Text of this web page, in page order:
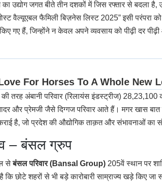
का उद्योग जगत बीते तीन दशकों में जिस रफ्तार से बदला है,
वैल्यूएबल फैमिली बिज़नेस लिस्ट 2025” इसी
किए गए हैं, जिन्होंने न केवल अपने व्यवसाय को पीढ़ी दर
की तरह अंबानी परिवार (रिलायंस इंडस्ट्रीज)
और प्रेमजी जैसे दिग्गज परिवार आते हैं। मगर खास बात
कराई है, जो प्रदेश की औद्योगिक ताक़त और संभावनाओं का
– बंसल ग्रुप
सेबंसल परिवार (Bansal Group) 205वें स्थान पर
कि छोटे शहरों से भी बड़े कारोबारी साम्राज्य खड़े किए जा